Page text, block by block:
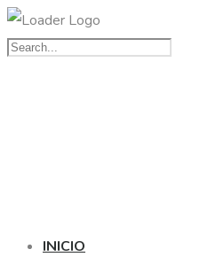
INICIO